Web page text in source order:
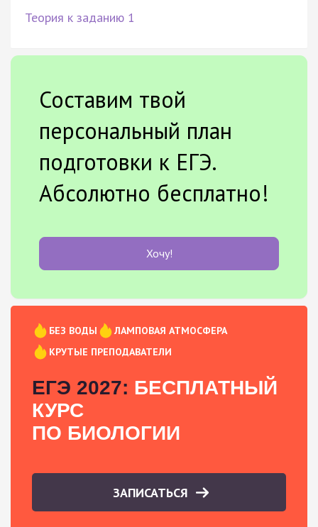
Теория к заданию 1
Составим твой
персональный план
подготовки к ЕГЭ.
Абсолютно бесплатно!
Хочу!
БЕЗ ВОДЫ
ЛАМПОВАЯ АТМОСФЕРА
КРУТЫЕ ПРЕПОДАВАТЕЛИ
ЕГЭ 2027: БЕСПЛАТНЫЙ
КУРС
ПО БИОЛОГИИ
ЗАПИСАТЬСЯ